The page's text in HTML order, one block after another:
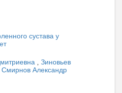
сустава у
, Зиновьев
Смирнов Александр